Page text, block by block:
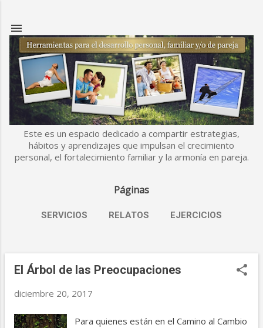
Este es un espacio dedicado a compartir estrategias,
hábitos y aprendizajes que impulsan el crecimiento
personal, el fortalecimiento familiar y la armonía en pareja.
Páginas
SERVICIOS RELATOS EJERCICIOS
El Árbol de las Preocupaciones
diciembre 20, 2017
Para quienes están en el Camino al Cambio